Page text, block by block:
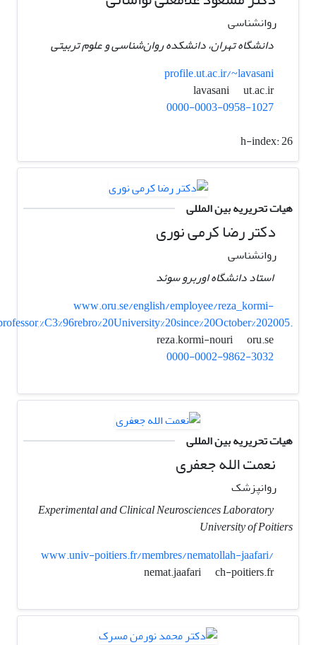
روانشناسی
دانشگاه تهران، دانشکده روان‌شناسی و علوم تربیتی
profile.ut.ac.ir/~lavasani
lavasani
ut.ac.ir
0000-0003-0958-1027
h-index:26
هیات تحریریه بین المللی
دکتر رضا کرمی نوری
روانشناسی
استاد دانشگاه اوربرو سوئد
www.oru.se/english/employee/reza_kormi-
oru.se
0000-0002-9862-3032
هیات تحریریه بین المللی
نعمت الله جعفری
روانپزشک
Experimental and Clinical Neurosciences Laboratory
University of Poitiers
www.univ-poitiers.fr/membres/nematollah-jaafari/
nemat.jaafari
ch-poitiers.fr